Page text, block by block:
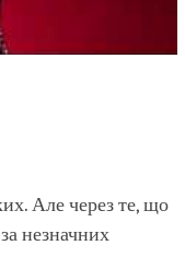
Але через те, що
незначних